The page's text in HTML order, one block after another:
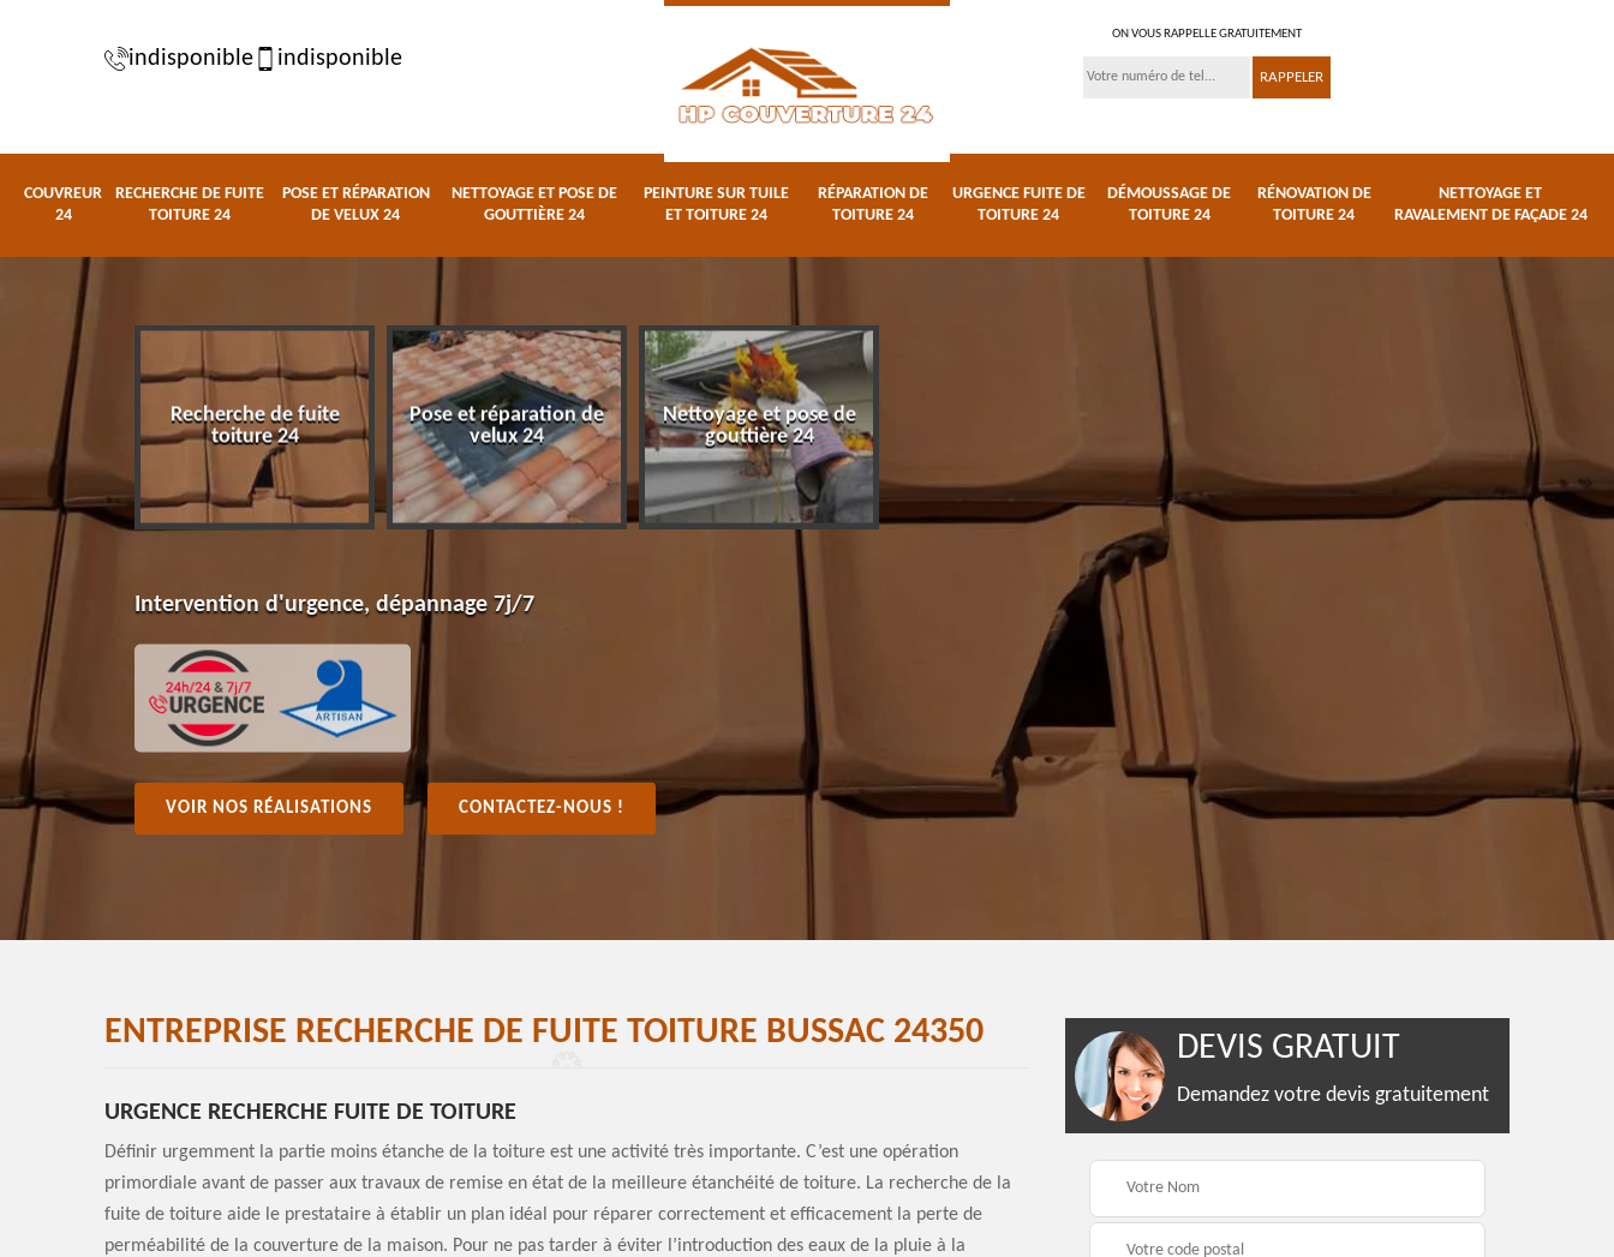
indisponible indisponible
ON VOUS RAPPELLE GRATUITEMENT
COUVREUR
24
RECHERCHE DE FUITE
TOITURE 24
POSE ET RÉPARATION
DE VELUX 24
NETTOYAGE ET POSE DE
GOUTTIÈRE 24
PEINTURE SUR TUILE
ET TOITURE 24
RÉPARATION DE
TOITURE 24
URGENCE FUITE DE
TOITURE 24
DÉMOUSSAGE DE
TOITURE 24
RÉNOVATION DE
TOITURE 24
NETTOYAGE ET
RAVALEMENT DE FAÇADE 24
Recherche de fuite
toiture 24
Pose et réparation de
velux 24
Nettoyage et pose de
gouttière 24
Réparation de toiture
Urgence fuite de
toiture 24
Intervention d'urgence, dépannage 7j/7
VOIR NOS RÉALISATIONS CONTACTEZ-NOUS !
ENTREPRISE RECHERCHE DE FUITE TOITURE BUSSAC 24350
URGENCE RECHERCHE FUITE DE TOITURE
Définir urgemment la partie moins étanche de la toiture est une activité très importante. C’est une opération
primordiale avant de passer aux travaux de remise en état de la meilleure étanchéité de toiture. La recherche de la
fuite de toiture aide le prestataire à établir un plan idéal pour réparer correctement et efficacement la perte de
perméabilité de la couverture de la maison. Pour ne pas tarder à éviter l’introduction des eaux de la pluie à la
DEVIS GRATUIT
Demandez votre devis gratuitement